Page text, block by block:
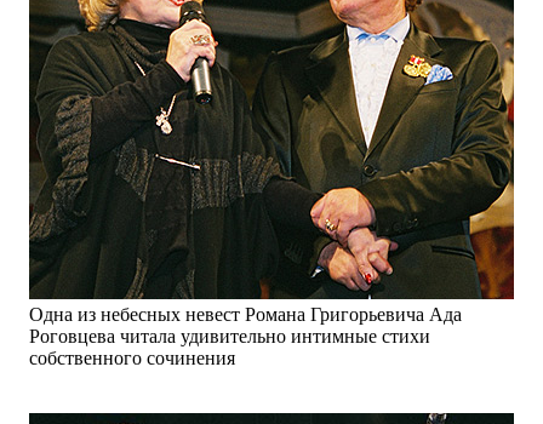
Одна из небесных невест Романа Григорьевича Ада
Роговцева читала удивительно интимные стихи
собственного сочинения